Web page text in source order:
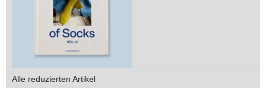
Alle reduzierten Artikel